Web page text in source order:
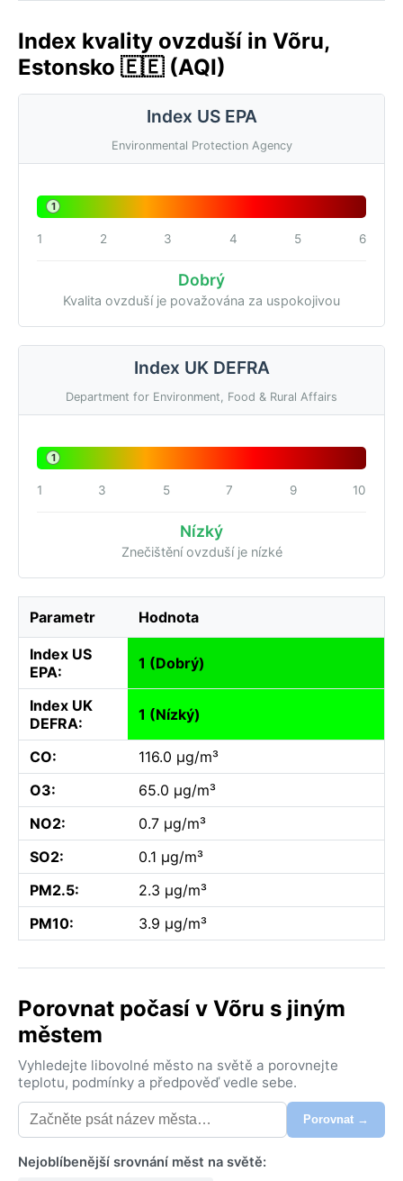
Index kvality ovzduší in Võru,
Estonsko 🇪🇪 (AQI)
Index US EPA
Environmental Protection Agency
1
1 2 3 4 5 6
Dobrý
Kvalita ovzduší je považována za uspokojivou
Index UK DEFRA
Department for Environment, Food & Rural Affairs
1
1 3 5 7 9 10
Nízký
Znečištění ovzduší je nízké
Parametr Hodnota
Index US
EPA:
1 (Dobrý)
Index UK
DEFRA:
1 (Nízký)
CO:
116.0 µg/m³
O3:
65.0 µg/m³
NO2:
0.7 µg/m³
SO2:
0.1 µg/m³
PM2.5:
2.3 µg/m³
PM10:
3.9 µg/m³
Porovnat počasí v Võru s jiným
městem
Vyhledejte libovolné město na světě a porovnejte
teplotu, podmínky a předpověď vedle sebe.
Porovnat →
Nejoblíbenější srovnání měst na světě: